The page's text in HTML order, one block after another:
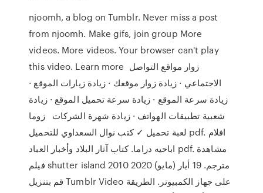
njoomh, a blog on Tumblr. Never miss a post
from njoomh. Make gifs, join group More
videos. More videos. Your browser can't play
this video. Learn more زوار مواقع التواصل
الاجتماعي · زيادة زوار موقعك · زيادة زيارات الموقع ·
زيادة سرعة الموقع · زيادة سرعة تحميل الموقع · زيادة
شعبية تطبيقات الهواتف · زيادة شهرة الشركات زوما
لعبة تحميل ✓ كتب نوال السعداوي للتحميل pdf. افلام
اباحيه دراما. كتاب آثار البلاد وأخبار العباد pdf. مشاهدة
فيلم shutter island 2010 مترجم. 19 أيار (مايو) 2020
قم بتنزيل Tumblr Video على جهاز الكمبيوتر. الطريقة